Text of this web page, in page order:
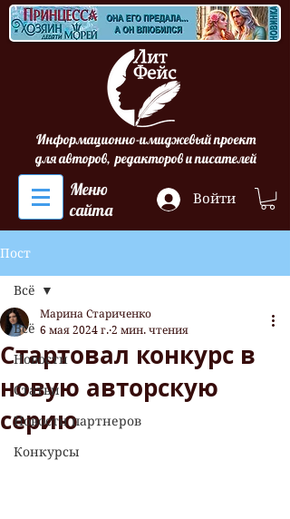
Информационно-имиджевый проект
для авторов, редакторов и писателей
Меню
сайта
Войти
Пост
Всё
Новости
Статьи
Новости партнеров
Конкурсы
Всё
Стартовал конкурс в
новую авторскую
серию
Марина Стариченко
6 мая 2024 г. 2 мин. чтения